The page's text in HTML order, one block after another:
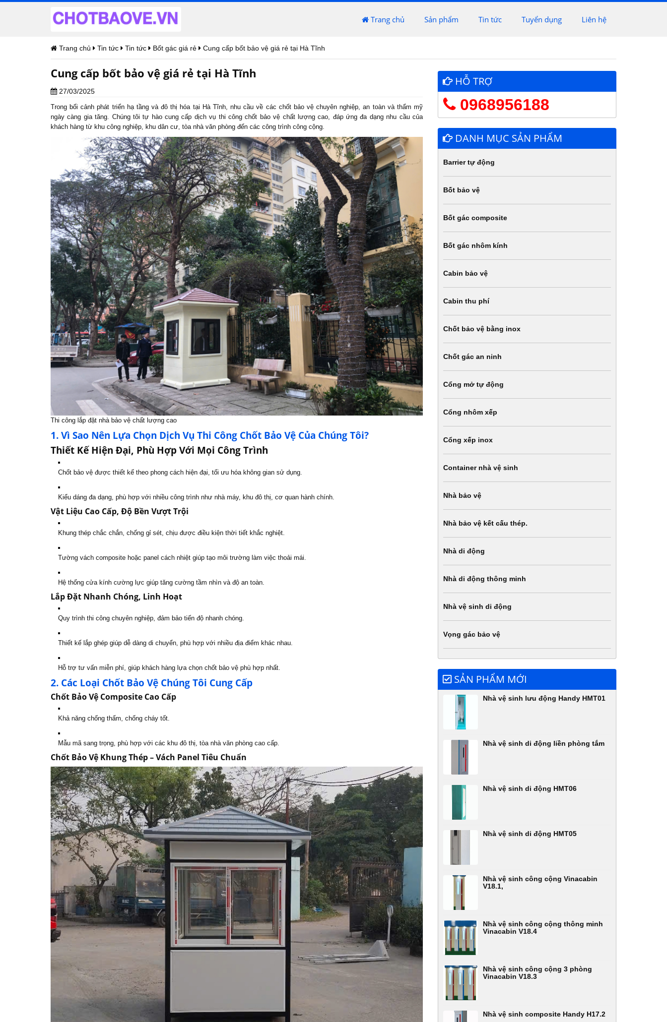
Trang chủ Sản phẩm Tin tức Tuyển dụng Liên hệ
Trang chủ Tin tức Tin tức Bốt gác giá rẻ Cung cấp bốt bảo vệ giá rẻ tại Hà Tĩnh
Cung cấp bốt bảo vệ giá rẻ tại Hà Tĩnh
27/03/2025
Trong bối cảnh phát triển hạ tầng và đô thị hóa tại Hà Tĩnh, nhu cầu về các chốt bảo vệ chuyên nghiệp, an toàn và thẩm mỹ
ngày càng gia tăng. Chúng tôi tự hào cung cấp dịch vụ thi công chốt bảo vệ chất lượng cao, đáp ứng đa dạng nhu cầu của
khách hàng từ khu công nghiệp, khu dân cư, tòa nhà văn phòng đến các công trình công cộng.
Thi công lắp đặt nhà bảo vệ chất lượng cao
1. Vì Sao Nên Lựa Chọn Dịch Vụ Thi Công Chốt Bảo Vệ Của Chúng Tôi?
Thiết Kế Hiện Đại, Phù Hợp Với Mọi Công Trình
Chốt bảo vệ được thiết kế theo phong cách hiện đại, tối ưu hóa không gian sử dụng.
Kiểu dáng đa dạng, phù hợp với nhiều công trình như nhà máy, khu đô thị, cơ quan hành chính.
Vật Liệu Cao Cấp, Độ Bền Vượt Trội
Khung thép chắc chắn, chống gỉ sét, chịu được điều kiện thời tiết khắc nghiệt.
Tường vách composite hoặc panel cách nhiệt giúp tạo môi trường làm việc thoải mái.
Hệ thống cửa kính cường lực giúp tăng cường tầm nhìn và độ an toàn.
Lắp Đặt Nhanh Chóng, Linh Hoạt
Quy trình thi công chuyên nghiệp, đảm bảo tiến độ nhanh chóng.
Thiết kế lắp ghép giúp dễ dàng di chuyển, phù hợp với nhiều địa điểm khác nhau.
Hỗ trợ tư vấn miễn phí, giúp khách hàng lựa chọn chốt bảo vệ phù hợp nhất.
2. Các Loại Chốt Bảo Vệ Chúng Tôi Cung Cấp
Chốt Bảo Vệ Composite Cao Cấp
Khả năng chống thấm, chống cháy tốt.
Mẫu mã sang trọng, phù hợp với các khu đô thị, tòa nhà văn phòng cao cấp.
Chốt Bảo Vệ Khung Thép – Vách Panel Tiêu Chuẩn
HỖ TRỢ
0968956188
DANH MỤC SẢN PHẨM
Barrier tự động
Bốt bảo vệ
Bốt gác composite
Bốt gác nhôm kính
Cabin bảo vệ
Cabin thu phí
Chốt bảo vệ bằng inox
Chốt gác an ninh
Cổng mở tự động
Cổng nhôm xếp
Cổng xếp inox
Container nhà vệ sinh
Nhà bảo vệ
Nhà bảo vệ kết cấu thép.
Nhà di động
Nhà di động thông minh
Nhà vệ sinh di động
Vọng gác bảo vệ
SẢN PHẨM MỚI
Nhà vệ sinh lưu động Handy HMT01
Nhà vệ sinh di động liền phòng tắm
Nhà vệ sinh di động HMT06
Nhà vệ sinh di động HMT05
Nhà vệ sinh công cộng Vinacabin
V18.1,
Nhà vệ sinh công cộng thông minh
Vinacabin V18.4
Nhà vệ sinh công cộng 3 phòng
Vinacabin V18.3
Nhà vệ sinh composite Handy H17.2